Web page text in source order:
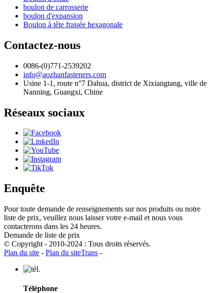
boulon de carrosserie
boulon d'expansion
Boulon à tête fraisée hexagonale
Contactez-nous
0086-(0)771-2539202
info@aozhanfasteners.com
Usine 1-1, route n°7 Dahua, district de Xixiangtang, ville de
Nanning, Guangxi, Chine
Réseaux sociaux
Enquête
Pour toute demande de renseignements sur nos produits ou notre
liste de prix, veuillez nous laisser votre e-mail et nous vous
contacterons dans les 24 heures.
Demande de liste de prix
© Copyright - 2010-2024 : Tous droits réservés.
Plan du site - Plan du siteTrans -
Téléphone